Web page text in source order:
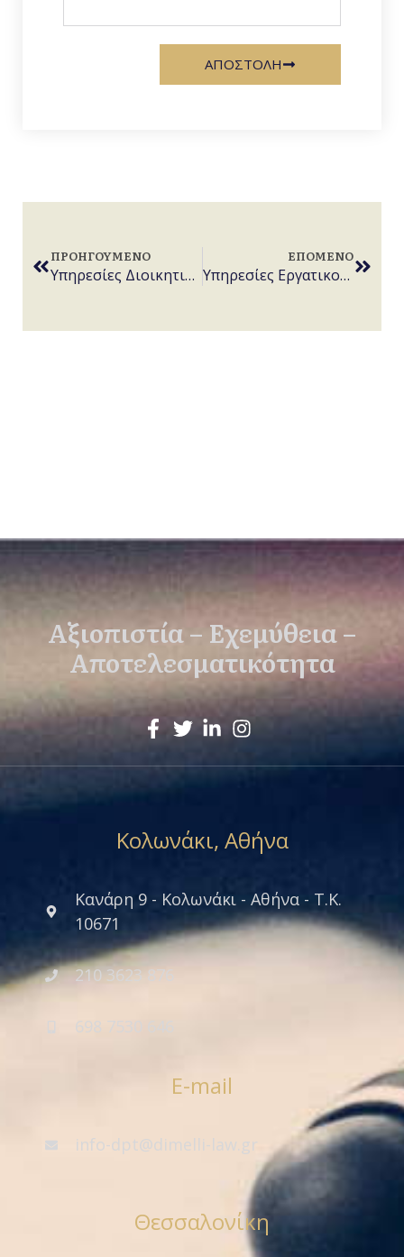
ΑΠΟΣΤΟΛΗ
ΠΡΟΗΓΟΎΜΕΝΟ
Υπηρεσίες Διοικητικού Δικαίου
ΕΠΌΜΕΝΟ
Υπηρεσίες Εργατικού και Ασφαλιστικού Δικαίου
Αξιοπιστία – Εχεμύθεια –
Αποτελεσματικότητα
Κολωνάκι, Αθήνα
Κανάρη 9 - Κολωνάκι - Αθήνα - Τ.Κ.
10671
210 3623 876
698 7530 646
E-mail
info-dpt@dimelli-law.gr
Θεσσαλονίκη